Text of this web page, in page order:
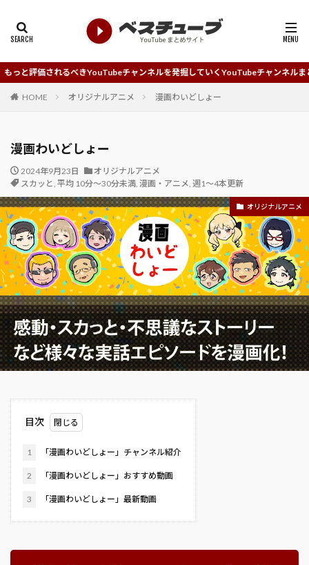
きYouTubeチャンネルを発掘していくYouTubeチャンネルまとめサイトです。
HOME オリジナルアニメ 漫画わいどしょー
漫画わいどしょー
2024年9月23日
オリジナルアニメ
スカッと, 平均 10分～30分未満, 漫画・アニメ, 週1～4本更新
オリジナルアニメ
目次
1 「漫画わいどしょー」チャンネル紹介
2 「漫画わいどしょー」おすすめ動画
3 「漫画わいどしょー」最新動画